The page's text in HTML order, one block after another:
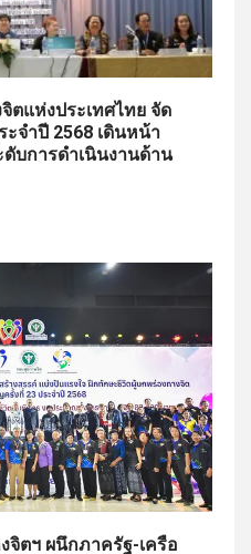
ตแห่งประเทศไทย จัด
จำปี 2568 เดินหน้า
บการดำเนินงานด้าน
จิตฯ ผนึกภาครัฐ-เครือ